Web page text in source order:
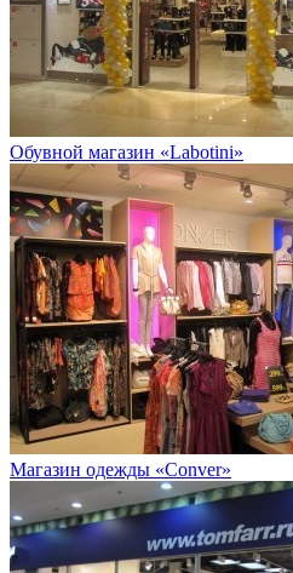
Обувной магазин «Labotini»
Магазин одежды «Conver»